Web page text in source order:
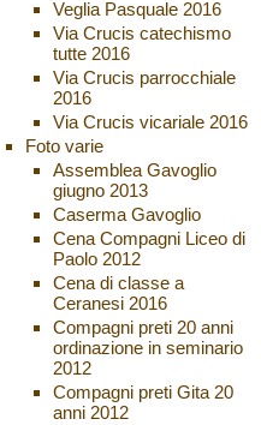
Veglia Pasquale 2016
Via Crucis catechismo
tutte 2016
Via Crucis parrocchiale
2016
Via Crucis vicariale 2016
Foto varie
Assemblea Gavoglio
giugno 2013
Caserma Gavoglio
Cena Compagni Liceo di
Paolo 2012
Cena di classe a
Ceranesi 2016
Compagni preti 20 anni
ordinazione in seminario
2012
Compagni preti Gita 20
anni 2012